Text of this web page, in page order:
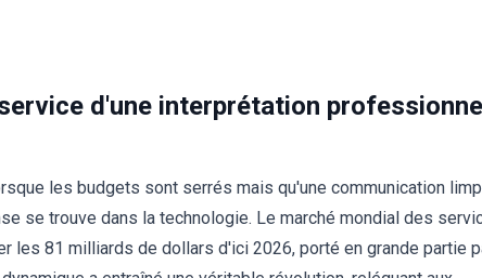
d'une interprétation
les budgets sont serrés mais qu'une communication
se trouve dans la technologie. Le marché mondial des
les 81 milliards de dollars d'ici 2026, porté en grande partie